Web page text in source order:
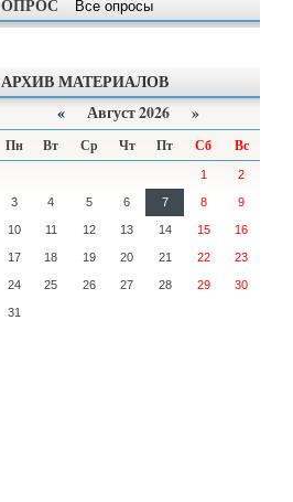
ОПРОС Все опросы
АРХИВ МАТЕРИАЛОВ
«Август 2026 »
Пн Вт Ср Чт Пт Сб Вс
1 2
3 4 5 6 7 8 9
10 11 12 13 14 15 16
17 18 19 20 21 22 23
24 25 26 27 28 29 30
31